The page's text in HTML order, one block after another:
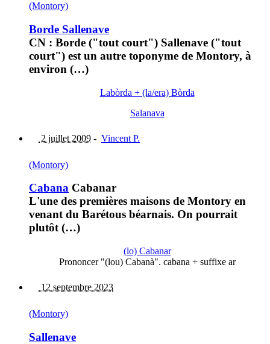
(Montory)
Borde Sallenave
CN : Borde ("tout court") Sallenave ("tout
court") est un autre toponyme de Montory, à
environ (…)
Labòrda + (la/era) Bòrda
Salanava
2 juillet 2009 - Vincent P.
(Montory)
Cabana Cabanar
L'une des premières maisons de Montory en
venant du Barétous béarnais. On pourrait
plutôt (…)
(lo) Cabanar
Prononcer "(lou) Cabanà". cabana + suffixe ar
12 septembre 2023
(Montory)
Sallenave